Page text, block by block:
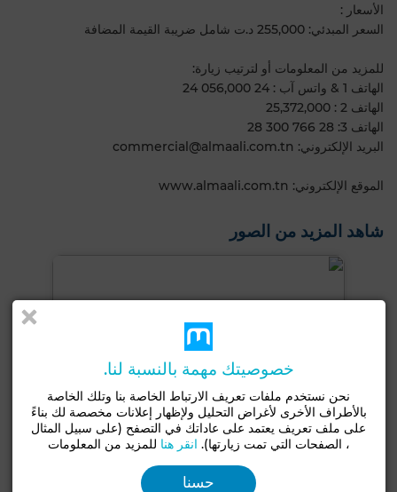
الأسعار :
السعر المبدئي: 255,000 د.ت شامل ضريبة القيمة المضافة
للمزيد من المعلومات أو لترتيب زيارة:
الهاتف 1 & واتس آب : 24 056,000 24
الهاتف 2 : 25,372,000
الهاتف 3: 28 766 300 28
البريد الإلكتروني: commercial@almaali.com.tn
الموقع الإلكتروني: www.almaali.com.tn
شاهد المزيد من الصور
خصوصيتك مهمة بالنسبة لنا.
نحن نستخدم ملفات تعريف الارتباط الخاصة بنا وتلك الخاصة
بالأطراف الأخرى لأغراض التحليل ولإظهار إعلانات مخصصة لك بناءً
على ملف تعريف يعتمد على عاداتك في التصفح (على سبيل المثال
، الصفحات التي تمت زيارتها). انقر هنا للمزيد من المعلومات
حسنا